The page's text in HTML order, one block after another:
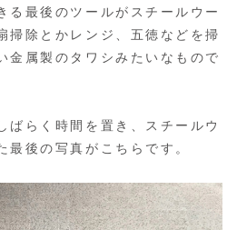
る最後のツールがスチールウー
掃除とかレンジ、五徳などを掃
金属製のタワシみたいなもので
ばらく時間を置き、スチールウ
最後の写真がこちらです。